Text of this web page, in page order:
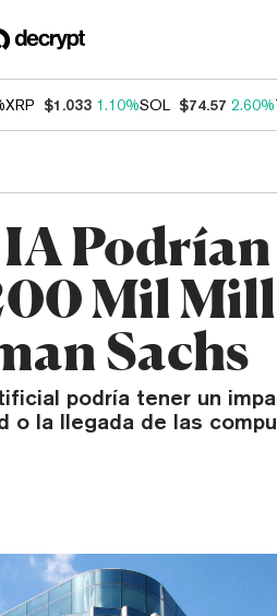
XRP $1.033 1.10%SOL $74.57 2.60%
Podrían
Mil
Sachs
podría tener un
o la llegada de las